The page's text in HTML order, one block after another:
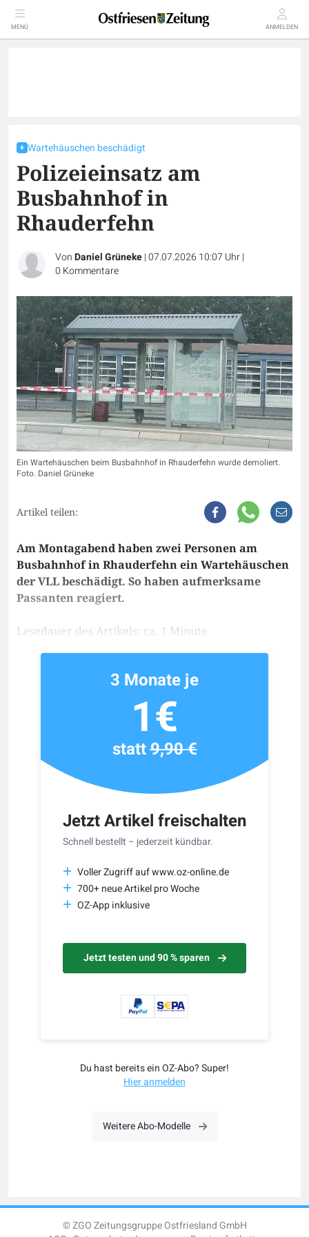
MENÜ ANMELDEN
Wartehäuschen beschädigt
Polizeieinsatz am
Busbahnhof in
Rhauderfehn
VonDaniel Grüneke|07.07.2026 10:07 Uhr|
0 Kommentare
Ein Wartehäuschen beim Busbahnhof in Rhauderfehn wurde demoliert.
Foto. Daniel Grüneke
Artikel teilen:
Am Montagabend haben zwei Personen am
Busbahnhof in Rhauderfehn ein Wartehäuschen
der VLL beschädigt. So haben aufmerksame
Passanten reagiert.
Lesedauer des Artikels: ca. 1 Minute
Jetzt Artikel freischalten
Schnell bestellt – jederzeit kündbar.
Voller Zugriff auf www.oz-online.de
700+ neue Artikel pro Woche
OZ-App inklusive
Jetzt testen und 90 % sparen
3 Monate je
1€
statt9,90 €
Du hast bereits ein OZ-Abo? Super!
Hier anmelden
Weitere Abo-Modelle
© ZGO Zeitungsgruppe Ostfriesland GmbH